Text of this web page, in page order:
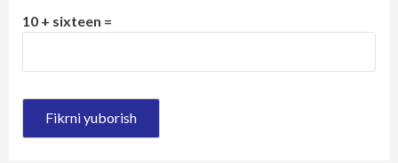
10 + sixteen =